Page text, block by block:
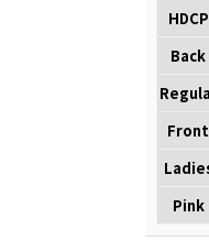
HDCP
Back
Front
Pink